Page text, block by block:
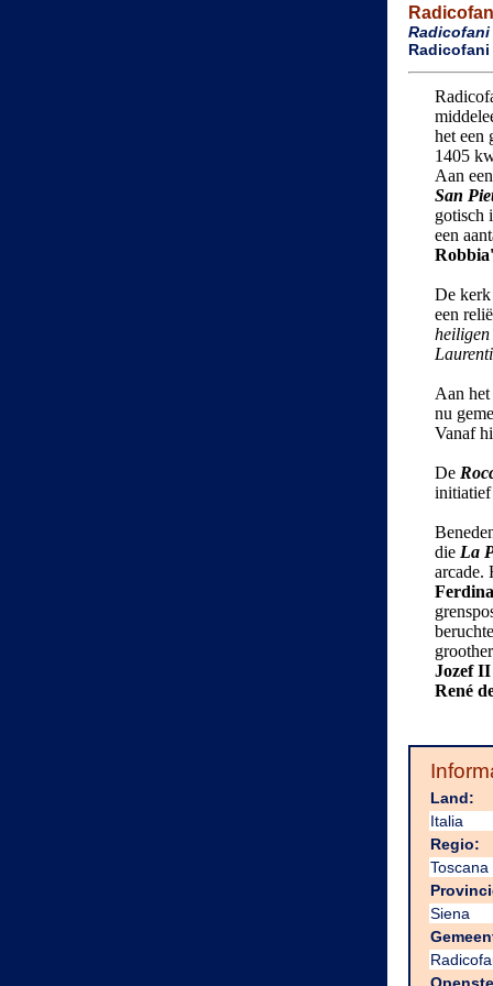
Radicofani
het een
1405
Aan
San
gotisch
een
De kerk
een
Aan
nu
Vanaf
De
initiatief
die La
arcade.
Jozef II
René
Land:
Italia
Regio:
Toscana
Siena